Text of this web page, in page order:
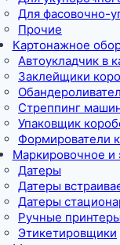
Для фасовочно-
Прочие
Картонажное
Автоукладчик в
Заклейщики
Стреппинг
Упаковщик
Формирователи
Маркировочное и
Датеры
Датеры
Датеры
Ручные
Этикетировщики